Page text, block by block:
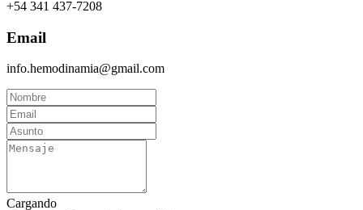
+54 341 437-7208
Email
info.hemodinamia@gmail.com
Cargando